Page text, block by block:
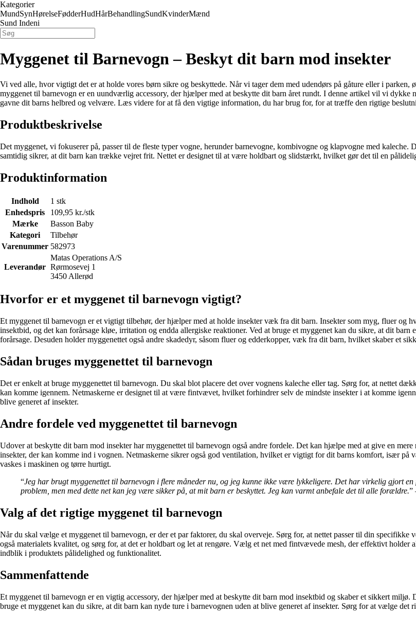
Kategorier
MundSynHørelseFødderHudHårBehandlingSundKvinderMænd
Sund Indeni
Myggenet til Barnevogn – Beskyt dit barn mod insekter
Vi ved alle, hvor vigtigt det er at holde vores børn sikre og beskyttede. Når vi tager dem med udendørs på gåture eller i
myggenet til barnevogn er en uundværlig accessory, der hjælper med at beskytte dit barn året rundt. I denne artikel vil vi
gavne dit barns helbred og velvære. Læs videre for at få den vigtige information, du har brug for, for at træffe den rigtige
Produktbeskrivelse
Det myggenet, vi fokuserer på, passer til de fleste typer vogne, herunder barnevogne, kombivogne og klapvogne med
samtidig sikrer, at dit barn kan trække vejret frit. Nettet er designet til at være holdbart og slidstærkt, hvilket gør det til en
Produktinformation
Indhold
1 stk
Enhedspris
109,95 kr./stk
Mærke
Basson Baby
Kategori
Tilbehør
Varenummer 582973
Leverandør
Matas Operations A/S
Rørmosevej 1
3450 Allerød
Hvorfor er et myggenet til barnevogn vigtigt?
Et myggenet til barnevogn er et vigtigt tilbehør, der hjælper med at holde insekter væk fra dit barn. Insekter som myg, fluer og
insektbid, og det kan forårsage kløe, irritation og endda allergiske reaktioner. Ved at bruge et myggenet kan du sikre, at dit barn
forårsage. Desuden holder myggenettet også andre skadedyr, såsom fluer og edderkopper, væk fra dit barn, hvilket skaber et
Sådan bruges myggenettet til barnevogn
Det er enkelt at bruge myggenettet til barnevogn. Du skal blot placere det over vognens kaleche eller tag. Sørg for, at nettet
kan komme igennem. Netmaskerne er designet til at være fintvævet, hvilket forhindrer selv de mindste insekter i at komme
blive generet af insekter.
Andre fordele ved myggenettet til barnevogn
Udover at beskytte dit barn mod insekter har myggenettet til barnevogn også andre fordele. Det kan hjælpe med at give en
insekter, der kan komme ind i vognen. Netmaskerne sikrer også god ventilation, hvilket er vigtigt for dit barns komfort, især på
vaskes i maskinen og tørre hurtigt.
“Jeg har brugt myggenettet til barnevogn i flere måneder nu, og jeg kunne ikke være lykkeligere. Det har virkelig gjort
problem, men med dette net kan jeg være sikker på, at mit barn er beskyttet. Jeg kan varmt anbefale det til alle forældre.”
Valg af det rigtige myggenet til barnevogn
Når du skal vælge et myggenet til barnevogn, er der et par faktorer, du skal overveje. Sørg for, at nettet passer til din
også materialets kvalitet, og sørg for, at det er holdbart og let at rengøre. Vælg et net med fintvævede mesh, der effektivt
indblik i produktets pålidelighed og funktionalitet.
Sammenfattende
Et myggenet til barnevogn er en vigtig accessory, der hjælper med at beskytte dit barn mod insektbid og skaber et sikkert
bruge et myggenet kan du sikre, at dit barn kan nyde ture i barnevognen uden at blive generet af insekter. Sørg for at vælge